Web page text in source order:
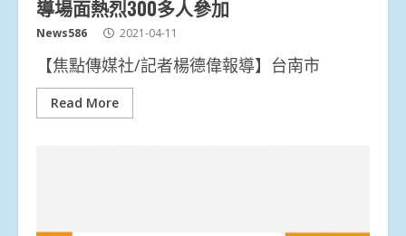
導場面熱烈300多人參加
News586 2021-04-11
【焦點傳媒社/記者楊德偉報導】台南市
Read More